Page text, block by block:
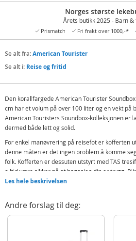
Norges største
Årets butikk 2025 - Barn &
Prismatch Fri frakt over 1000,-*
Se alt fra:American Tourister
Se alt i: Reise og fritid
Den korallfargede American Tourister
cm har et volum på over 100 liter og en vekt på
American Touristers Soundbox-kolleksjonen er
dermed både lett og solid.
For enkel manøvrering på reisefot er kofferten
denne måten er det ingen problem å komme
folk. Kofferten er dessuten utstyrt med TAS
alltid være sikker på at bagasjen din er trygg.
denne geniale kofferten utvides fra 30 cm til 33
Funksjoner:
Håndbagasje: Nei
Lås: tresifret TAS kodehengelås
Les hele beskrivelsen
Andre forslag til deg: